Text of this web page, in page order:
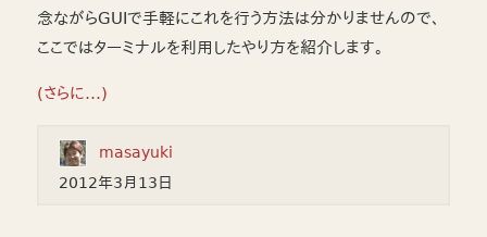
念ながらGUIで手軽にこれを行う方法は分かりませんので、
ここではターミナルを利用したやり方を紹介します。
(さらに…)
masayuki
2012年3月13日